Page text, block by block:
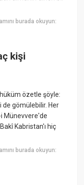
burada okuyun:
kişi
özetle şöyle:
de gömülebilir. Her
i Münevvere'de
Kabristan'ı hiç
burada okuyun: